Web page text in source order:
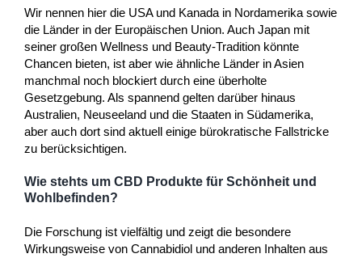
Wir nennen hier die USA und Kanada in Nordamerika sowie
die Länder in der Europäischen Union. Auch Japan mit
seiner großen Wellness und Beauty-Tradition könnte
Chancen bieten, ist aber wie ähnliche Länder in Asien
manchmal noch blockiert durch eine überholte
Gesetzgebung. Als spannend gelten darüber hinaus
Australien, Neuseeland und die Staaten in Südamerika,
aber auch dort sind aktuell einige bürokratische Fallstricke
zu berücksichtigen.
Wie stehts um CBD Produkte für Schönheit und
Wohlbefinden?
Die Forschung ist vielfältig und zeigt die besondere
Wirkungsweise von Cannabidiol und anderen Inhalten aus